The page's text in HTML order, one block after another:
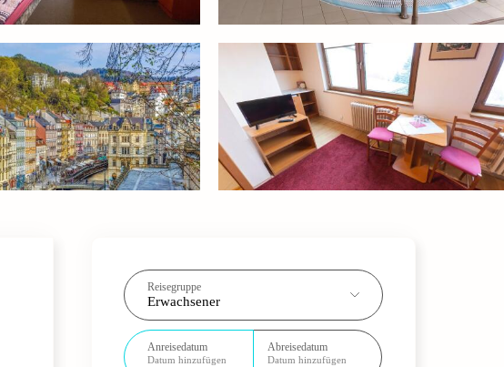
Reisegruppe
Erwachsener
Anreisedatum
Datum hinzufügen
Abreisedatum
Datum hinzufügen